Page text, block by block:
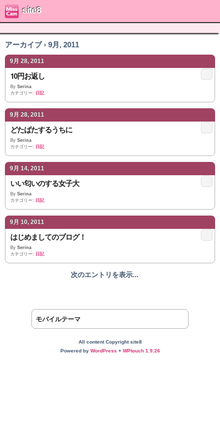
site8
アーカイブ › 9月, 2011
9月 28, 2011
10円お返し
By Serina
カテゴリー: 日記
9月 28, 2011
どたばたするうちに
By Serina
カテゴリー: 日記
9月 14, 2011
いい匂いのする女子大
By Serina
カテゴリー: 日記
9月 10, 2011
はじめましてのブログ！
By Serina
カテゴリー: 日記
次のエントリを表示...
モバイルテーマ
All content Copyright site8
Powered by WordPress+ WPtouch 1.9.26